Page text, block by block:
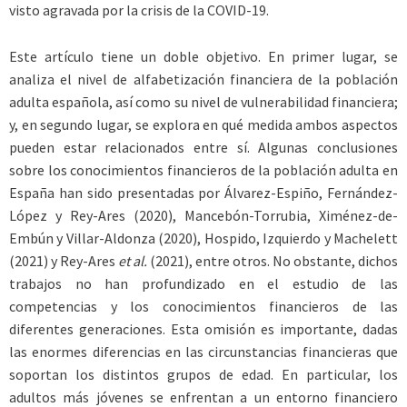
visto agravada por la crisis de la COVID-19.
Este artículo tiene un doble objetivo. En primer lugar, se
analiza el nivel de alfabetización financiera de la población
adulta española, así como su nivel de vulnerabilidad financiera;
y, en segundo lugar, se explora en qué medida ambos aspectos
pueden estar relacionados entre sí. Algunas conclusiones
sobre los conocimientos financieros de la población adulta en
España han sido presentadas por Álvarez-Espiño, Fernández-
López y Rey-Ares (2020), Mancebón-Torrubia, Ximénez-de-
Embún y Villar-Aldonza (2020), Hospido, Izquierdo y Machelett
(2021) y Rey-Ares et al. (2021), entre otros. No obstante, dichos
trabajos no han profundizado en el estudio de las
competencias y los conocimientos financieros de las
diferentes generaciones. Esta omisión es importante, dadas
las enormes diferencias en las circunstancias financieras que
soportan los distintos grupos de edad. En particular, los
adultos más jóvenes se enfrentan a un entorno financiero